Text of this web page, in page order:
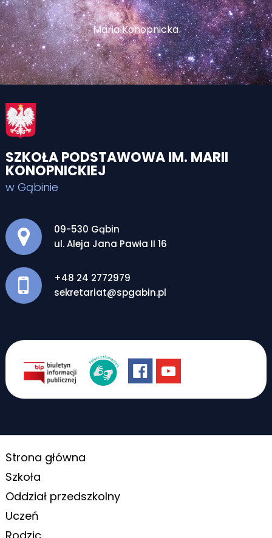
Maria Konopnicka
SZKOŁA PODSTAWOWA IM. MARII
KONOPNICKIEJ
w Gąbinie
Adres pocztowy:
09-530 Gąbin
ul. Aleja Jana Pawła II 16
+48 24 2772979
sekretariat@spgabin.pl
Strona główna
Szkoła
Oddział przedszkolny
Uczeń